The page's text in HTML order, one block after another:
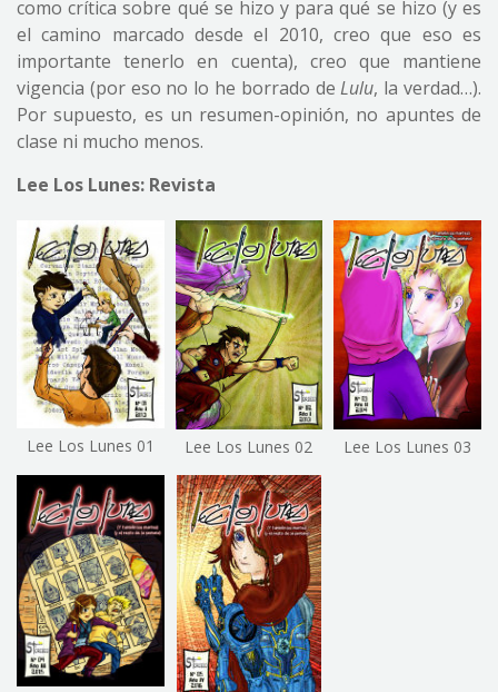
como crítica sobre qué se hizo y para qué se hizo (y es
el camino marcado desde el 2010, creo que eso es
importante tenerlo en cuenta), creo que mantiene
vigencia (por eso no lo he borrado deLulu, la verdad…).
Por supuesto, es un resumen-opinión, no apuntes de
clase ni mucho menos.
Lee Los Lunes: Revista
Lee Los Lunes 01 Lee Los Lunes 02 Lee Los Lunes 03